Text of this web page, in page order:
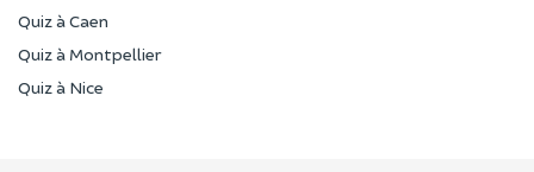
Quiz à Caen
Quiz à Montpellier
Quiz à Nice